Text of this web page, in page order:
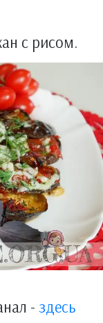
с рисом.
- здесь